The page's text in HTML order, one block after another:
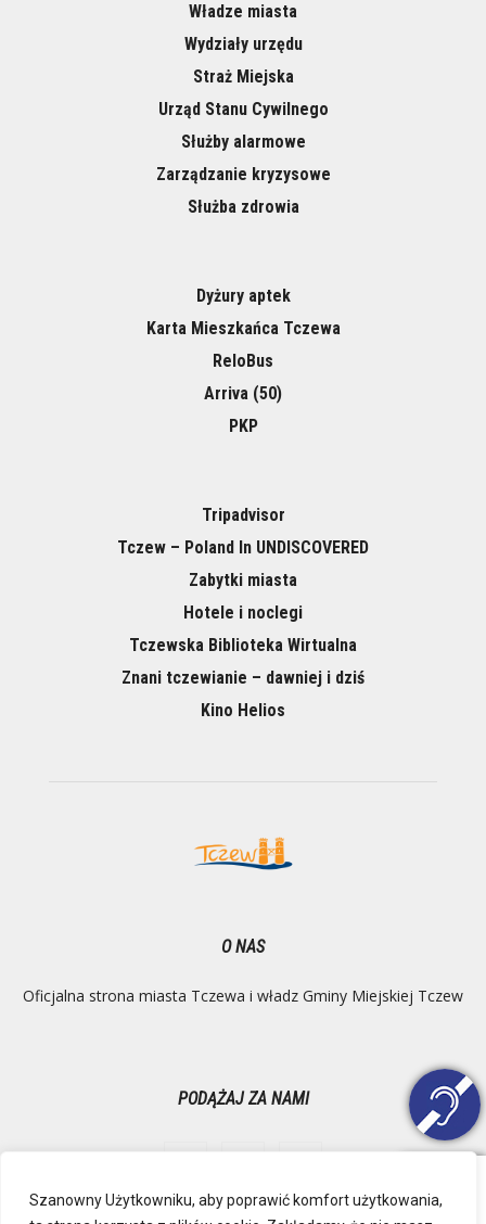
Szanowny Użytkowniku, aby poprawić komfort użytkowania,
Władze miasta
Wydziały urzędu
Straż Miejska
Urząd Stanu Cywilnego
Służby alarmowe
Zarządzanie kryzysowe
Służba zdrowia
Dyżury aptek
Karta Mieszkańca Tczewa
ReloBus
Arriva (50)
PKP
Tripadvisor
Tczew – Poland In UNDISCOVERED
Zabytki miasta
Hotele i noclegi
Tczewska Biblioteka Wirtualna
Znani tczewianie – dawniej i dziś
Kino Helios
O NAS
Oficjalna strona miasta Tczewa i władz Gminy Miejskiej Tczew
PODĄŻAJ ZA NAMI